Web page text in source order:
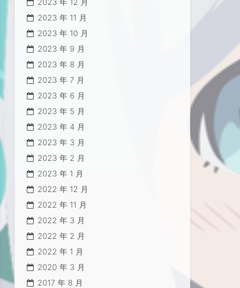
2023 年 12 月
2023 年 11 月
2023 年 10 月
2023 年 9 月
2023 年 8 月
2023 年 7 月
2023 年 6 月
2023 年 5 月
2023 年 4 月
2023 年 3 月
2023 年 2 月
2023 年 1 月
2022 年 12 月
2022 年 11 月
2022 年 3 月
2022 年 2 月
2022 年 1 月
2020 年 3 月
2017 年 8 月